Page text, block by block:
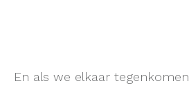
En als we elkaar tegenkomen